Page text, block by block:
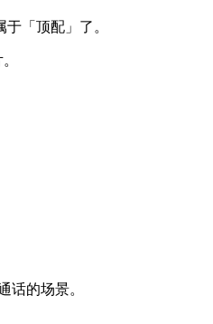
「顶配」了。
话的场景。